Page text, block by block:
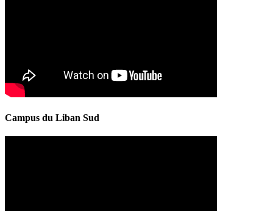
Campus du Liban Sud